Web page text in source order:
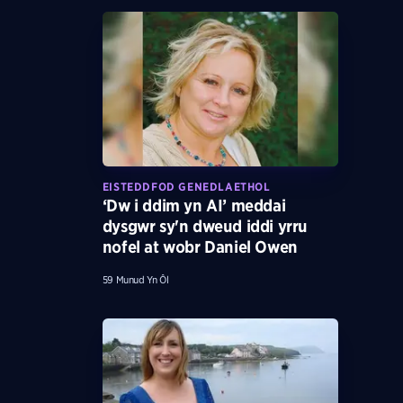
EISTEDDFOD GENEDLAETHOL
‘Dw i ddim yn AI’ meddai
dysgwr sy'n dweud iddi yrru
nofel at wobr Daniel Owen
59 Munud Yn Ôl